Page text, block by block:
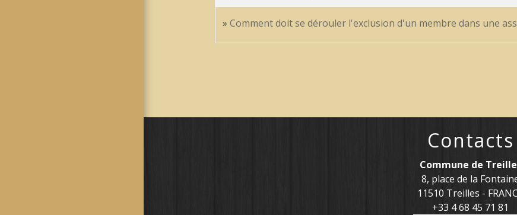
Comment doit se dérouler l'exclusion d'un membre dans une
Contacts
Commune de
8, place de la
11510 Treilles -
+33 4 68 45 71 81